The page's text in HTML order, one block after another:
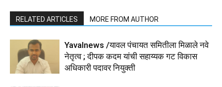
RELATED ARTICLES MORE FROM AUTHOR
Yavalnews /यावल पंचायत समितीला मिळाले नवे
नेतृत्व ; दीपक कदम यांची सहाय्यक गट विकास
अधिकारी पदावर नियुक्ती